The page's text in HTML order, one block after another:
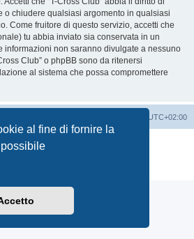
al fine di fornire la
o chiudere qualsiasi argomento in qualsiasi
Come fruitore di questo servizio, accetti che
tu abbia inviato sia conservata in un
informazioni non saranno divulgate a nessuno
Club” o phpBB sono da ritenersi
al sistema che possa compromettere
UTC+02:00
® Forum Software © phpBB Limited
Italiana